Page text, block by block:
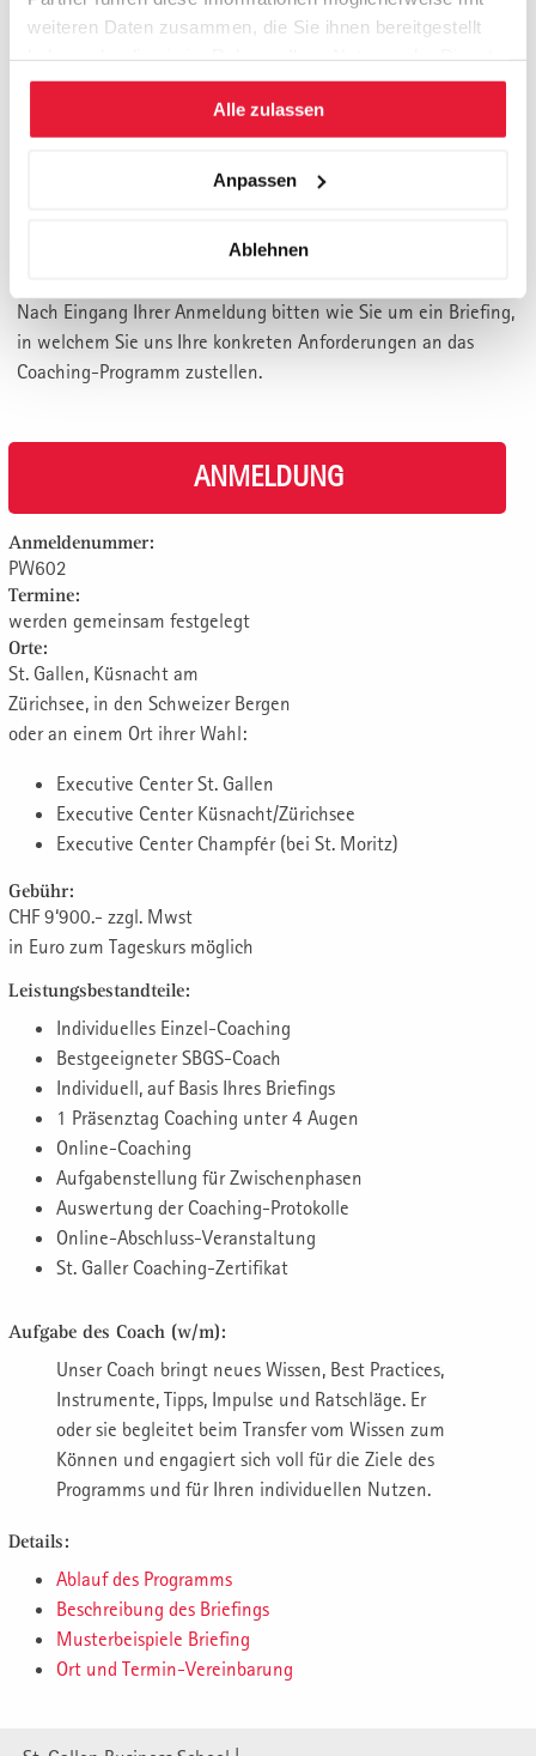
weiteren Daten zusammen, die Sie ihnen bereitgestellt
gesammelt haben.
Alle zulassen
Anpassen
Ablehnen
selbst, als Macher.
Wie wäre es, Dampf abzulassen und das Bestehende zu
Wie wäre es, erfolgreich zu bleiben, aber die
persönlichen Ziele vermehrt in den Vordergrund zu
Nach Eingang Ihrer Anmeldung bitten wie Sie um ein Briefing,
in welchem Sie uns Ihre konkreten Anforderungen an das
Coaching-Programm zustellen.
ANMELDUNG
Anmeldenummer:
PW602
Termine:
werden gemeinsam festgelegt
Orte:
St. Gallen, Küsnacht am
Zürichsee, in den Schweizer Bergen
oder an einem Ort ihrer Wahl:
Executive Center St. Gallen
Executive Center Küsnacht/Zürichsee
Executive Center Champfér (bei St. Moritz)
Gebühr:
CHF 9‘900.- zzgl. Mwst
in Euro zum Tageskurs möglich
Leistungsbestandteile:
Individuelles Einzel-Coaching
Bestgeeigneter SBGS-Coach
Individuell, auf Basis Ihres Briefings
1 Präsenztag Coaching unter 4 Augen
Online-Coaching
Aufgabenstellung für Zwischenphasen
Auswertung der Coaching-Protokolle
Online-Abschluss-Veranstaltung
St. Galler Coaching-Zertifikat
Aufgabe des Coach (w/m):
Unser Coach bringt neues Wissen, Best Practices,
Instrumente, Tipps, Impulse und Ratschläge. Er
oder sie begleitet beim Transfer vom Wissen zum
Können und engagiert sich voll für die Ziele des
Programms und für Ihren individuellen Nutzen.
Details:
Ablauf des Programms
Beschreibung des Briefings
Musterbeispiele Briefing
Ort und Termin-Vereinbarung